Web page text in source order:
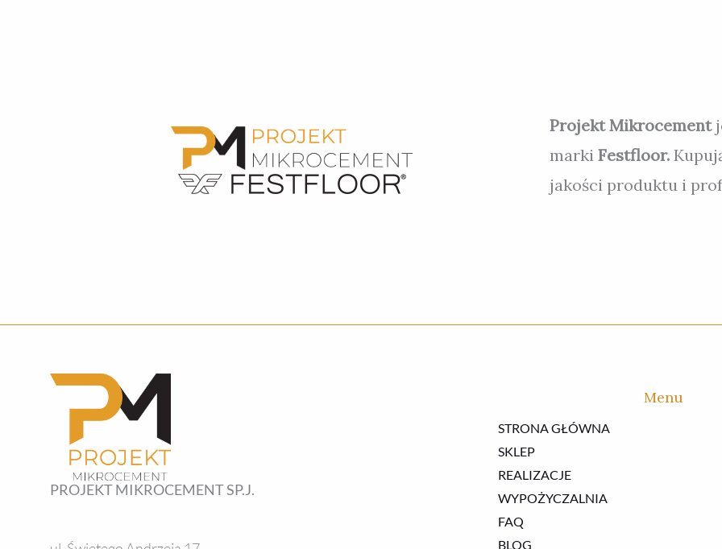
Projekt Mikrocement
marki Festfloor.
jakości produktu i
PROJEKT MIKROCEMENT SP.J.
Menu
STRONA GŁÓWNA
SKLEP
REALIZACJE
WYPOŻYCZALNIA
FAQ
BLOG